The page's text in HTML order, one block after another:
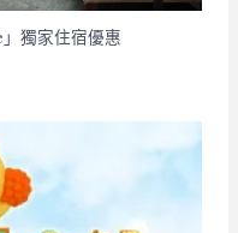
獨家住宿優惠